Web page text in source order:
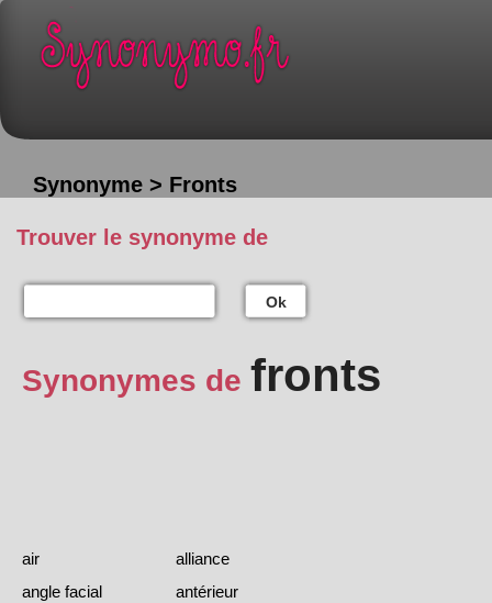
Synonyme > Fronts
Trouver le synonyme de
Ok
Synonymes de fronts
air
alliance
angle facial
antérieur